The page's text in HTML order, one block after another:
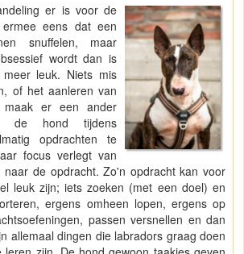
er is voor de
eens dat een
snuffelen, maar
wordt dan is
leuk. Niets mis
of het aanleren van
er een ander
de hond tijdens
opdrachten te
focus verlegt van
naar de opdracht. Zo'n opdracht kan voor
leuk zijn; iets zoeken (met een doel) en
ergens omheen lopen, ergens op
passen versnellen en dan
allemaal dingen die labradors graag doen